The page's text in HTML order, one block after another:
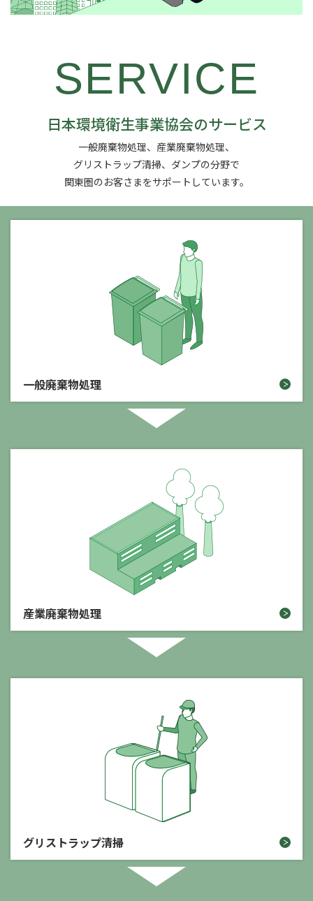
SERVICE
日本環境衛生事業協会のサービス
一般廃棄物処理、産業廃棄物処理、
グリストラップ清掃、ダンプの分野で
関東圏のお客さまをサポートしています。
一般廃棄物処理
産業廃棄物処理
グリストラップ清掃